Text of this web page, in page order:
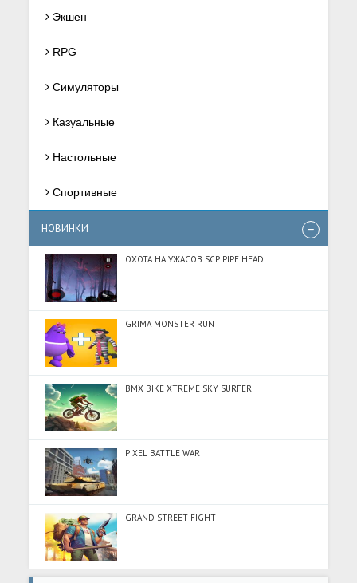
Экшен
RPG
Симуляторы
Казуальные
Настольные
Спортивные
НОВИНКИ
ОХОТА НА УЖАСОВ SCP PIPE HEAD
GRIMA MONSTER RUN
BMX BIKE XTREME SKY SURFER
PIXEL BATTLE WAR
GRAND STREET FIGHT